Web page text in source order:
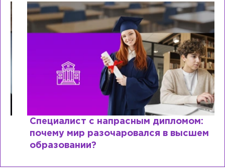
Специалист с напрасным дипломом:
почему мир разочаровался в высшем
образовании?